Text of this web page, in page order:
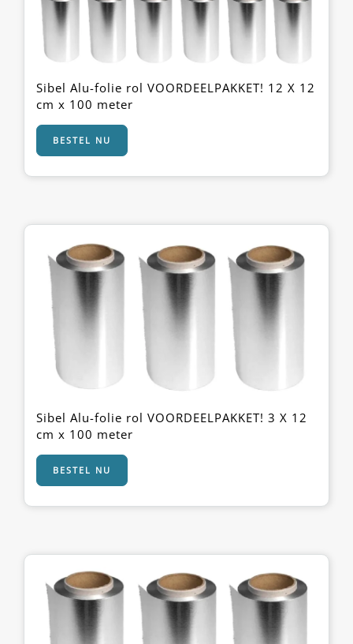
Sibel Alu-folie rol VOORDEELPAKKET! 12 X 12
cm x 100 meter
BESTEL NU
Sibel Alu-folie rol VOORDEELPAKKET! 3 X 12
cm x 100 meter
BESTEL NU